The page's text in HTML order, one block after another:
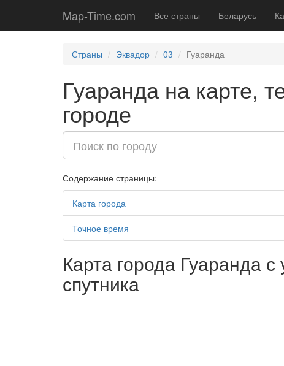
Map-Time.com Все страны Беларусь
Страны Эквадор 03 Гуаранда
Гуаранда на карте,
городе
Содержание страницы:
Карта города
Точное время
Карта города Гуаранда
спутника